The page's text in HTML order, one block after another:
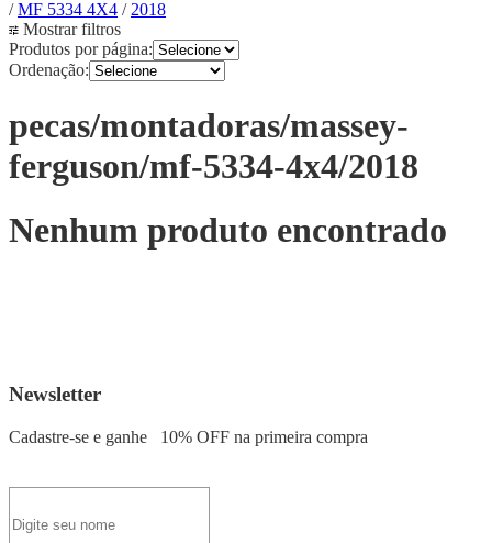
/MF 5334 4X4 /2018
Mostrar filtros
Produtos por página:
Ordenação:
pecas/montadoras/massey-
ferguson/mf-5334-4x4/2018
Nenhum produto encontrado
Newsletter
Cadastre-se e ganhe 10% OFF na primeira compra